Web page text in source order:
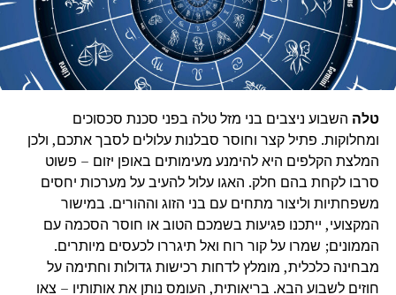
טלה השבוע ניצבים בני מזל טלה בפני סכנת סכסוכים
ומחלוקות. פתיל קצר וחוסר סבלנות עלולים לסבך אתכם, ולכן
המלצת הקלפים היא להימנע מעימותים באופן יזום – פשוט
סרבו לקחת בהם חלק. האגו עלול להעיב על מערכות יחסים
משפחתיות וליצור מתחים עם בני הזוג וההורים. במישור
המקצועי, ייתכנו פגיעות בשמכם הטוב או חוסר הסכמה עם
הממונים; שמרו על קור רוח ואל תיגררו לכעסים מיותרים.
מבחינה כלכלית, מומלץ לדחות רכישות גדולות וחתימה על
חוזים לשבוע הבא. בריאותית, העומס נותן את אותותיו – צאו